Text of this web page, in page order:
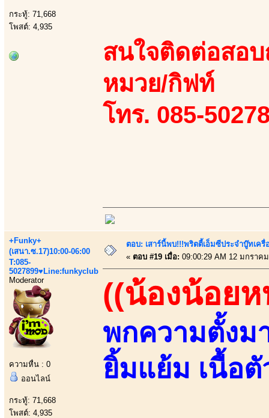
กระทู้: 71,668
โพสต์: 4,935
สนใจติดต่อสอบ
หมวย/กิฟท์
โทร. 085-
+Funky+
(เสนา.ซ.17)10:00-06:00
T:085-
5027899♥Line:funkyclub
Moderator
ความหื่น : 0
ออนไลน์
กระทู้: 71,668
โพสต์: 4,935
ตอบ: เสาร์นี้พบ!!!พริตตี้เอ็มซีประจำบู๊ทเค
« ตอบ #19 เมื่อ: 09:00:29 AM 12 มกราค
((น้องน้อย
พกความตั้งม
ยิ้มแย้ม เนื้อตั